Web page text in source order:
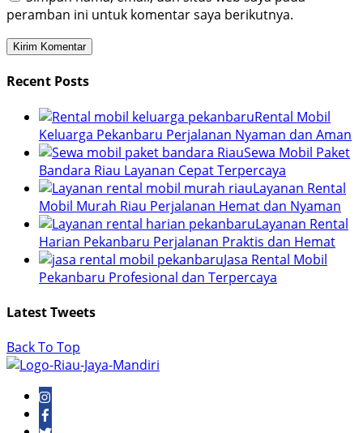
peramban ini untuk komentar saya berikutnya.
Recent Posts
Rental Mobil
Keluarga Pekanbaru Perjalanan Nyaman dan Aman
Sewa Mobil Paket
Bandara Riau Layanan Cepat Terpercaya
Layanan Rental
Mobil Murah Riau Perjalanan Hemat dan Nyaman
Layanan Rental
Harian Pekanbaru Perjalanan Praktis dan Hemat
Jasa Rental Mobil
Pekanbaru Profesional dan Terpercaya
Latest Tweets
Back To Top